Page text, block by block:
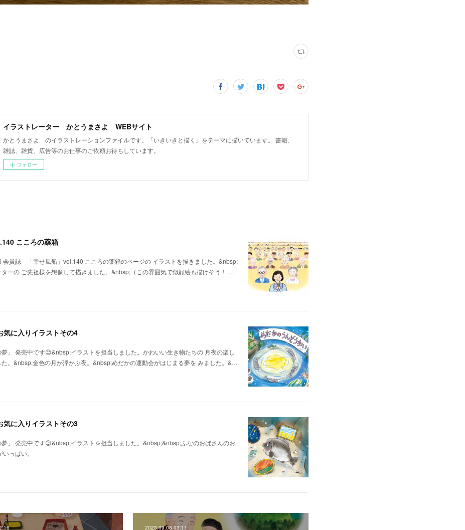
イラストレーター かとうまさよ WEBサイト
かとうまさよ のイラストレーションファイルです。「いきいきと描く」をテーマに描いています。 書籍、
雑誌、雑貨、広告等のお仕事のご依頼お待ちしています。
フォロー
こころの薬箱
会員誌 「幸せ風船」vol.140 こころの薬箱のページの イラストを描きました。&nbsp;
ーの ご先祖様を想像して描きました。&nbsp;（この雰囲気で似顔絵も描けそう！ …
気に入りイラストその4
」 発売中です😊&nbsp;イラストを担当しました。かわいい生き物たちの 月夜の楽し
。&nbsp;金色の月が浮かぶ夜。&nbsp;めだかの運動会がはじまる夢を みました。&…
気に入りイラストその3
」 発売中です😊&nbsp;イラストを担当しました。&nbsp;&nbsp;ふなのおばさんのお
っぱい。
2023.09.08 03:11